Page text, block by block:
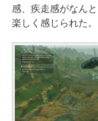
感、疾走感がなん
楽しく感じられた。